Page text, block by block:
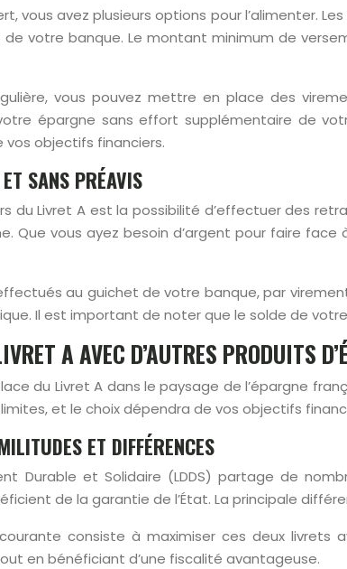
vous avez plusieurs options pour
votre banque. Le montant minimum de
vous pouvez mettre en place des
épargne sans effort supplémentaire de
objectifs financiers.
SANS PRÉAVIS
du Livret A est la possibilité d’effectuer des
Que vous ayez besoin d’argent pour faire
au guichet de votre banque, par
Il est important de noter que le solde de
A AVEC D’AUTRES PRODUITS
du Livret A dans le paysage de l’épargne
et le choix dépendra de vos objectifs
ET DIFFÉRENCES
Durable et Solidaire (LDDS) partage de
de la garantie de l’État. La principale
consiste à maximiser ces deux
en bénéficiant d’une fiscalité avantageuse.